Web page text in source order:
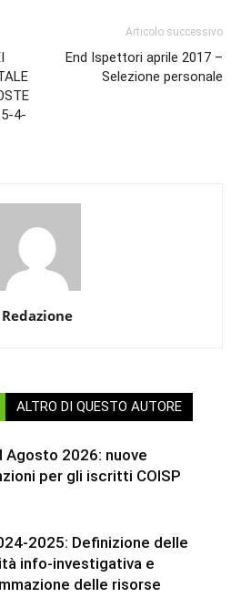
4-
Articolo successivo
End Ispettori aprile 2017 –
Selezione personale
Redazione
ALTRO DI QUESTO AUTORE
Agosto 2026: nuove
per gli iscritti COISP
2025: Definizione delle
info-investigativa e
delle risorse